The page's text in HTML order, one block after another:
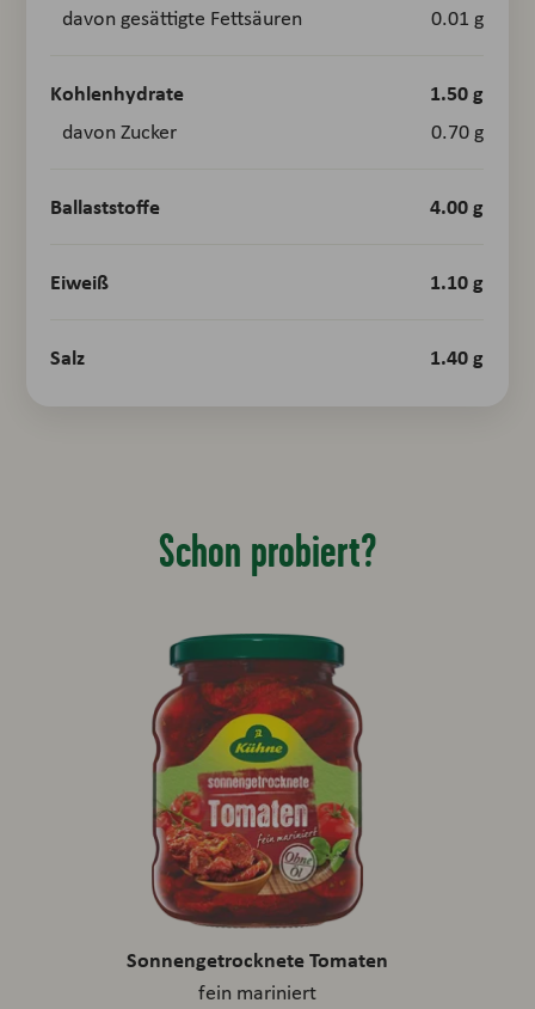
davon gesättigte Fettsäuren 0.01 g
Kohlenhydrate 1.50 g
davon Zucker 0.70 g
Ballaststoffe 4.00 g
Eiweiß 1.10 g
Salz 1.40 g
Schon probiert?
Sonnengetrocknete Tomaten
fein mariniert